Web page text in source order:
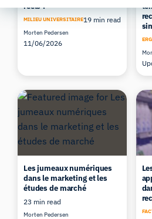
réels ?
MILIEU UNIVERSITAIRE19 min read
Morten Pedersen
11/06/2026
Les jumeaux numériques
dans le marketing et les
études de marché
23 min read
Morten Pedersen